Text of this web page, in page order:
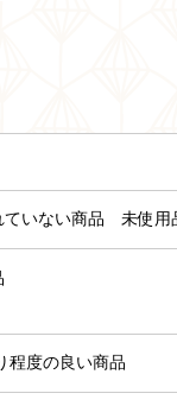
ていない商品 未使用
程度の良い商品